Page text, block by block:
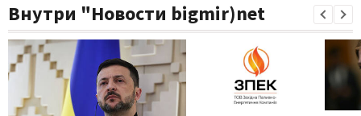
Внутри "Новости bigmir)net